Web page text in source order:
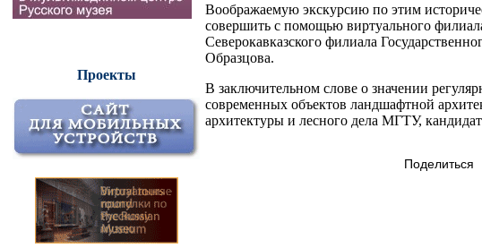
Проекты
Воображаемую экскурсию по этим
совершить с помощью виртуального
Северокавказского филиала
Образцова.
В заключительном слове о значении
современных объектов ландшафтной
архитектуры и лесного дела МГТУ,
Поделиться